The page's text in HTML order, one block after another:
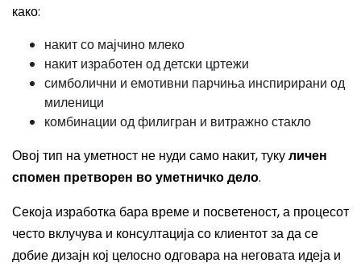
како:
накит со мајчино млеко
накит изработен од детски цртежи
симболични и емотивни парчиња инспирирани од
миленици
комбинации од филигран и витражно стакло
Овој тип на уметност не нуди само накит, тукуличен
спомен претворен во уметничко дело.
Секоја изработка бара време и посветеност, а процесот
често вклучува и консултација со клиентот за да се
добие дизајн кој целосно одговара на неговата идеја и